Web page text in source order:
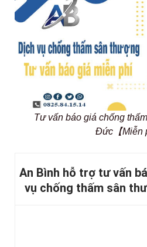
Tư vấn báo giá chống
Đức【Miễn
An Bình hỗ trợ tư vấn
vụ chống thấm sân